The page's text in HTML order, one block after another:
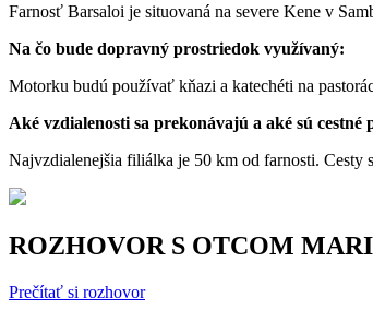
Farnosť Barsaloi je situovaná na severe Kene v
Na čo bude dopravný prostriedok využívaný:
Motorku budú používať kňazi a katechéti na
Aké vzdialenosti sa prekonávajú a aké sú cestné
Najvzdialenejšia filiálka je 50 km od farnosti. Cesty
ROZHOVOR S OTCOM
Prečítať si rozhovor